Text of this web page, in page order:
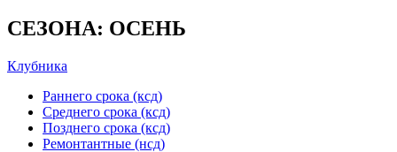
СЕЗОНА: ОСЕНЬ
Клубника
Раннего срока (ксд)
Среднего срока (ксд)
Позднего срока (ксд)
Ремонтантные (нсд)